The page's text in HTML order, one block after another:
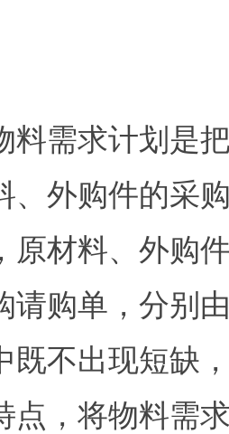
需求计划是把
、外购件的采
原材料、外购
请购单，分别
既不出现短缺
点，将物料需